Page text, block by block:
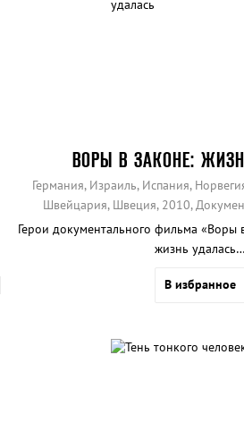
ВОРЫ В ЗАКОНЕ:
Германия, Израиль, Испания,
Швейцария, Швеция, 2010,
Герои документального фильма «Воры
жизнь удалась…
В избранное